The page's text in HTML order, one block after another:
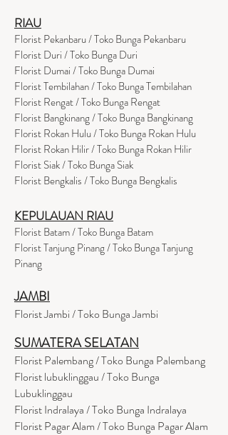
RIAU
Florist Pekanbaru / Toko Bunga Pekanbaru
Florist Duri / Toko Bunga Duri
Florist Dumai / Toko Bunga Dumai
Florist Tembilahan / Toko Bunga Tembilahan
Florist Rengat / Toko Bunga Rengat
Florist Bangkinang / Toko Bunga Bangkinang
Florist Rokan Hulu / Toko Bunga Rokan Hulu
Florist Rokan Hilir / Toko Bunga Rokan Hilir
Florist Siak / Toko Bunga Siak
Florist Bengkalis / Toko Bunga Bengkalis
KEPULAUAN RIAU
Florist Batam / Toko Bunga Batam
Florist Tanjung Pinang / Toko Bunga Tanjung
Pinang
JAMBI
Florist Jambi / Toko Bunga Jambi
SUMATERA SELATAN
Florist Palembang / Toko Bunga Palembang
Florist lubuklinggau / Toko Bunga
Lubuklinggau
Florist Indralaya / Toko Bunga Indralaya
Florist Pagar Alam / Toko Bunga Pagar Alam